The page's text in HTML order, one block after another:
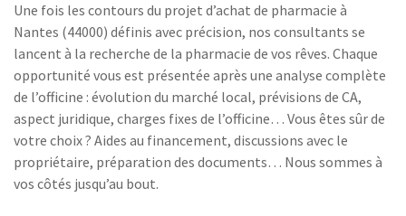
Une fois les contours du projet d’achat de pharmacie à
Nantes (44000) définis avec précision, nos consultants se
lancent à la recherche de la pharmacie de vos rêves. Chaque
opportunité vous est présentée après une analyse complète
de l’officine : évolution du marché local, prévisions de CA,
aspect juridique, charges fixes de l’officine… Vous êtes sûr de
votre choix ? Aides au financement, discussions avec le
propriétaire, préparation des documents… Nous sommes à
vos côtés jusqu’au bout.